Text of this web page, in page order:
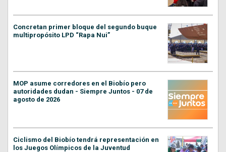
Concretan primer bloque del segundo buque
multipropósito LPD “Rapa Nui”
MOP asume corredores en el Biobío pero
autoridades dudan - Siempre Juntos - 07 de
agosto de 2026
Ciclismo del Biobío tendrá representación en
los Juegos Olímpicos de la Juventud